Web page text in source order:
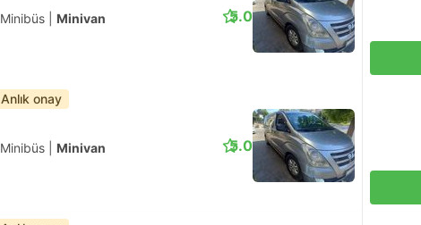
Minibüs Minivan 5.0
Anlık onay
Minibüs Minivan 5.0